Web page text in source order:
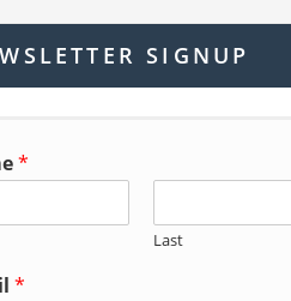
SIGNUP
*
Last
*